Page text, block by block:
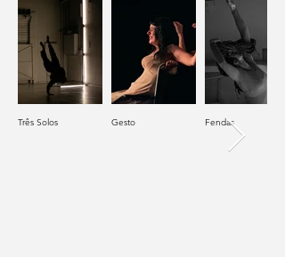
Três Solos Gesto Fendas